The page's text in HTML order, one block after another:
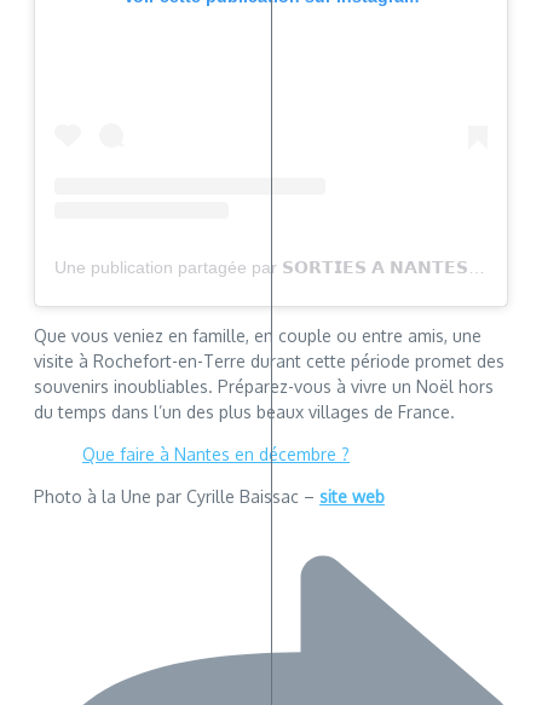
Que vous veniez en famille, en couple ou entre amis, une
visite à Rochefort-en-Terre durant cette période promet des
souvenirs inoubliables. Préparez-vous à vivre un Noël hors
du temps dans l’un des plus beaux villages de France​​​​.
Que faire à Nantes en décembre ?
Photo à la Une par Cyrille Baissac – site web